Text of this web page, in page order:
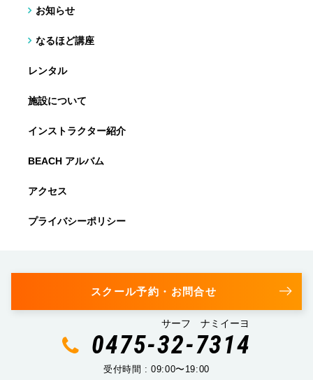
お知らせ
なるほど講座
レンタル
施設について
インストラクター紹介
BEACH アルバム
アクセス
プライバシーポリシー
スクール予約・お問合せ
サーフ ナミイーヨ
0475-32-7314
受付時間 : 09:00〜19:00